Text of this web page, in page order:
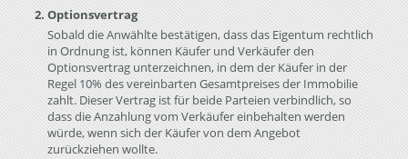
2. Optionsvertrag
Sobald die Anwählte bestätigen, dass das Eigentum rechtlich
in Ordnung ist, können Käufer und Verkäufer den
Optionsvertrag unterzeichnen, in dem der Käufer in der
Regel 10% des vereinbarten Gesamtpreises der Immobilie
zahlt. Dieser Vertrag ist für beide Parteien verbindlich, so
dass die Anzahlung vom Verkäufer einbehalten werden
würde, wenn sich der Käufer von dem Angebot
zurückziehen wollte.